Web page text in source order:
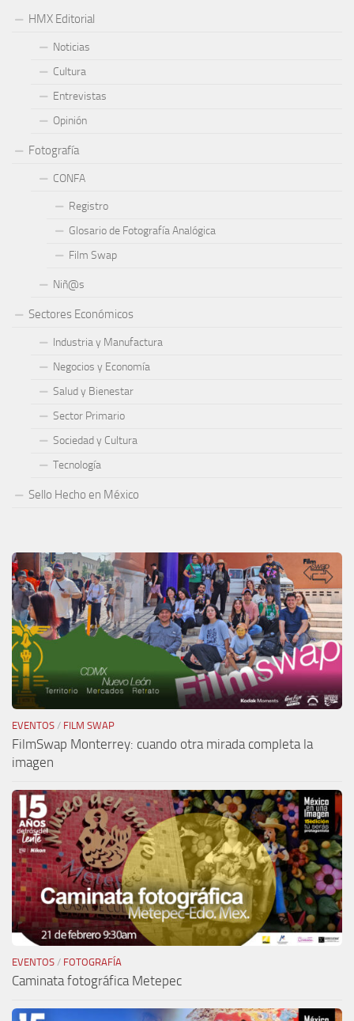
HMX Editorial
Noticias
Cultura
Entrevistas
Opinión
Fotografía
CONFA
Registro
Glosario de Fotografía Analógica
Film Swap
Niñ@s
Sectores Económicos
Industria y Manufactura
Negocios y Economía
Salud y Bienestar
Sector Primario
Sociedad y Cultura
Tecnología
Sello Hecho en México
EVENTOS / FILM SWAP
FilmSwap Monterrey: cuando otra mirada completa la
imagen
EVENTOS / FOTOGRAFÍA
Caminata fotográfica Metepec